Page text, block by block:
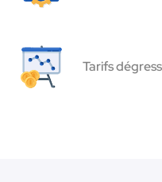
Tarifs